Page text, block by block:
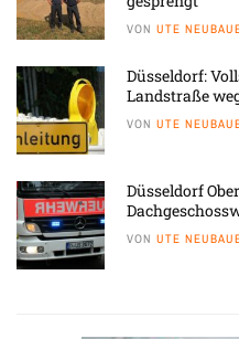
VON UTE
Düsseldorf:
Landstraße
VON UTE
Düsseldorf
VON UTE